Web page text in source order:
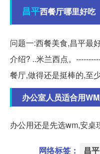
昌平西餐厅哪里好吃
问题一:西餐美食,昌平最
介绍? ..米兰西点。
餐厅,做得还是挺棒的,至少
办公室人员适合用
办公用还是先选wm,安
网络标签： 昌平